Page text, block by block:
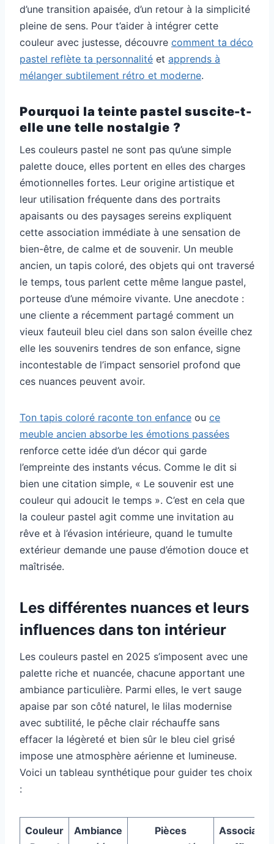
d’une transition apaisée, d’un retour à la simplicité
pleine de sens. Pour t’aider à intégrer cette
couleur avec justesse, découvre comment ta déco
pastel reflète ta personnalité et apprends à
mélanger subtilement rétro et moderne.
Pourquoi la teinte pastel suscite-t-
elle une telle nostalgie ?
Les couleurs pastel ne sont pas qu’une simple
palette douce, elles portent en elles des charges
émotionnelles fortes. Leur origine artistique et
leur utilisation fréquente dans des portraits
apaisants ou des paysages sereins expliquent
cette association immédiate à une sensation de
bien-être, de calme et de souvenir. Un meuble
ancien, un tapis coloré, des objets qui ont traversé
le temps, tous parlent cette même langue pastel,
porteuse d’une mémoire vivante. Une anecdote :
une cliente a récemment partagé comment un
vieux fauteuil bleu ciel dans son salon éveille chez
elle les souvenirs tendres de son enfance, signe
incontestable de l’impact sensoriel profond que
ces nuances peuvent avoir.
Ton tapis coloré raconte ton enfance ou ce
meuble ancien absorbe les émotions passées
renforce cette idée d’un décor qui garde
l’empreinte des instants vécus. Comme le dit si
bien une citation simple, « Le souvenir est une
couleur qui adoucit le temps ». C’est en cela que
la couleur pastel agit comme une invitation au
rêve et à l’évasion intérieure, quand le tumulte
extérieur demande une pause d’émotion douce et
maîtrisée.
Les différentes nuances et leurs
influences dans ton intérieur
Les couleurs pastel en 2025 s’imposent avec une
palette riche et nuancée, chacune apportant une
ambiance particulière. Parmi elles, le vert sauge
apaise par son côté naturel, le lilas modernise
avec subtilité, le pêche clair réchauffe sans
effacer la légèreté et bien sûr le bleu ciel grisé
impose une atmosphère aérienne et lumineuse.
Voici un tableau synthétique pour guider tes choix
:
Couleur
Ambiance
Pièces